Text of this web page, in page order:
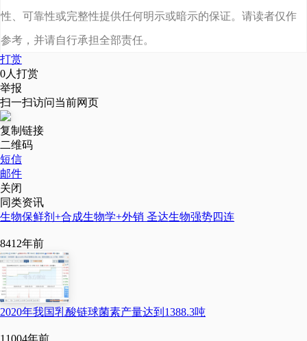
性、可靠性或完整性提供任何明示或暗示的保证。请读者仅作
参考，并请自行承担全部责任。
打赏
0人打赏
举报
扫一扫访问当前网页
复制链接
二维码
短信
邮件
关闭
同类资讯
生物保鲜剂+合成生物学+外销 圣达生物强势四连
841 2年前
2020年我国乳酸链球菌素产量达到1388.3吨